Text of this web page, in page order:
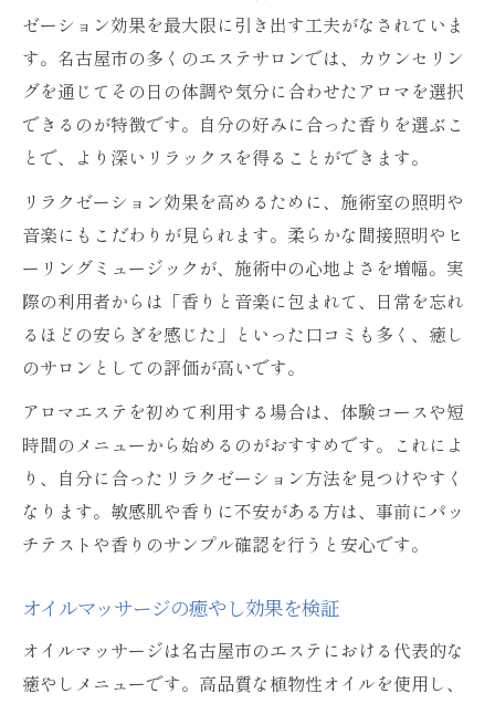
ゼーション効果を最大限に引き出す工夫がなされていま
す。名古屋市の多くのエステサロンでは、カウンセリン
グを通じてその日の体調や気分に合わせたアロマを選択
できるのが特徴です。自分の好みに合った香りを選ぶこ
とで、より深いリラックスを得ることができます。
リラクゼーション効果を高めるために、施術室の照明や
音楽にもこだわりが見られます。柔らかな間接照明やヒ
ーリングミュージックが、施術中の心地よさを増幅。実
際の利用者からは「香りと音楽に包まれて、日常を忘れ
るほどの安らぎを感じた」といった口コミも多く、癒し
のサロンとしての評価が高いです。
アロマエステを初めて利用する場合は、体験コースや短
時間のメニューから始めるのがおすすめです。これによ
り、自分に合ったリラクゼーション方法を見つけやすく
なります。敏感肌や香りに不安がある方は、事前にパッ
チテストや香りのサンプル確認を行うと安心です。
オイルマッサージの癒やし効果を検証
オイルマッサージは名古屋市のエステにおける代表的な
癒やしメニューです。高品質な植物性オイルを使用し、